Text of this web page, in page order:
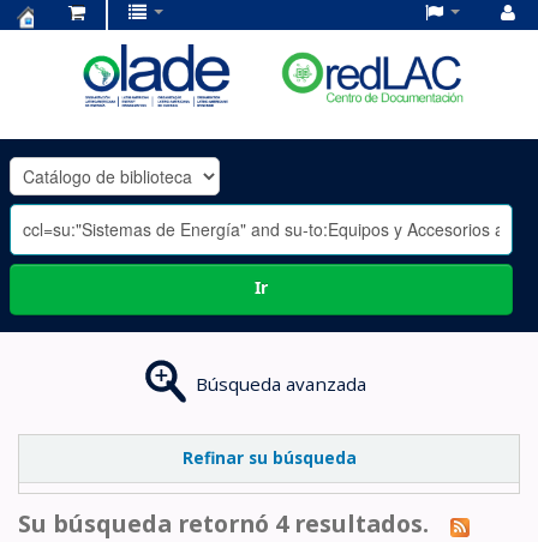
OLADE
-
Ir
Búsqueda avanzada
Refinar su búsqueda
Su búsqueda retornó 4 resultados.